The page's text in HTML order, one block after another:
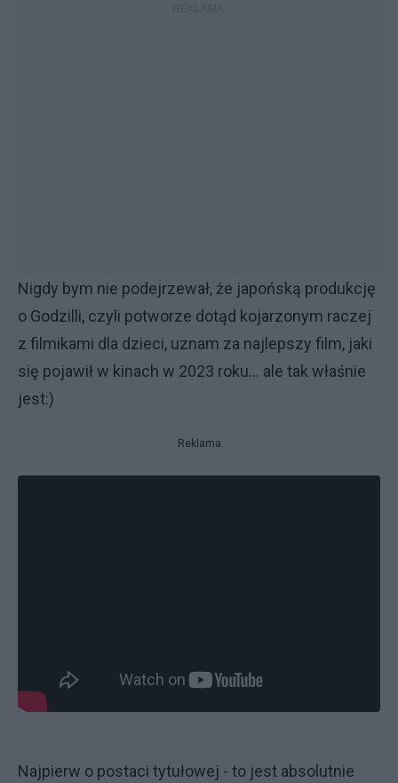
Nigdy bym nie podejrzewał, że japońską produkcję
o Godzilli, czyli potworze dotąd kojarzonym raczej
z filmikami dla dzieci, uznam za najlepszy film, jaki
się pojawił w kinach w 2023 roku... ale tak właśnie
jest:)
Reklama
Najpierw o postaci tytułowej - to jest absolutnie